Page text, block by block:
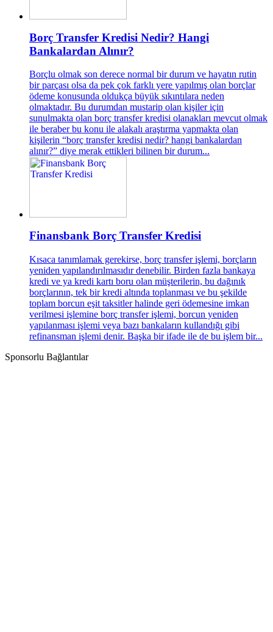
Borç Transfer Kredisi Nedir? Hangi
Bankalardan Alınır?
Borçlu olmak son derece normal bir durum ve hayatın rutin
bir parçası olsa da pek çok farklı yere yapılmış olan borçlar
ödeme konusunda oldukça büyük sıkıntılara neden
olmaktadır. Bu durumdan mustarip olan kişiler için
sunulmakta olan borç transfer kredisi olanakları mevcut olmak
ile beraber bu konu ile alakalı araştırma yapmakta olan
kişilerin “borç transfer kredisi nedir? hangi bankalardan
alınır?” diye merak ettikleri bilinen bir durum...
Finansbank Borç Transfer Kredisi
Kısaca tanımlamak gerekirse, borç transfer işlemi, borçların
yeniden yapılandırılmasıdır denebilir. Birden fazla bankaya
kredi ve ya kredi kartı boru olan müşterilerin, bu dağınık
borçlarının, tek bir kredi altında toplanması ve bu şekilde
toplam borcun eşit taksitler halinde geri ödemesine imkan
verilmesi işlemine borç transfer işlemi, borcun yeniden
yapılanması işlemi veya bazı bankaların kullandığı gibi
refinansman işlemi denir. Başka bir ifade ile de bu işlem bir...
Sponsorlu Bağlantılar